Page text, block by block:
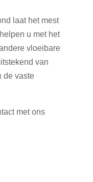
laat het mest
u met het
vloeibare
van
de vaste
met ons